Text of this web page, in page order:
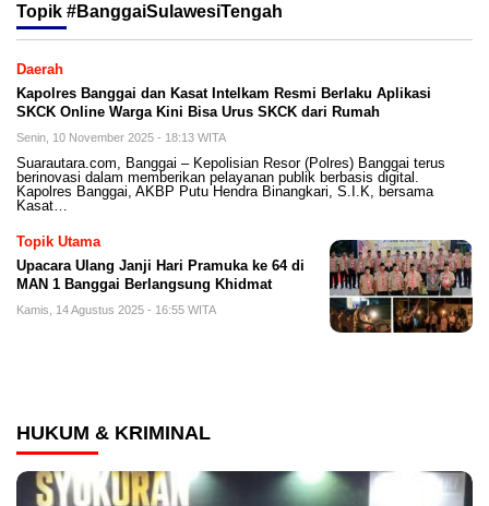
Topik #BanggaiSulawesiTengah
Daerah
Kapolres Banggai dan Kasat Intelkam Resmi Berlaku Aplikasi
SKCK Online Warga Kini Bisa Urus SKCK dari Rumah
Senin, 10 November 2025 - 18:13 WITA
Suarautara.com, Banggai – Kepolisian Resor (Polres) Banggai terus
berinovasi dalam memberikan pelayanan publik berbasis digital.
Kapolres Banggai, AKBP Putu Hendra Binangkari, S.I.K, bersama
Kasat…
Topik Utama
Upacara Ulang Janji Hari Pramuka ke 64 di
MAN 1 Banggai Berlangsung Khidmat
Kamis, 14 Agustus 2025 - 16:55 WITA
HUKUM & KRIMINAL